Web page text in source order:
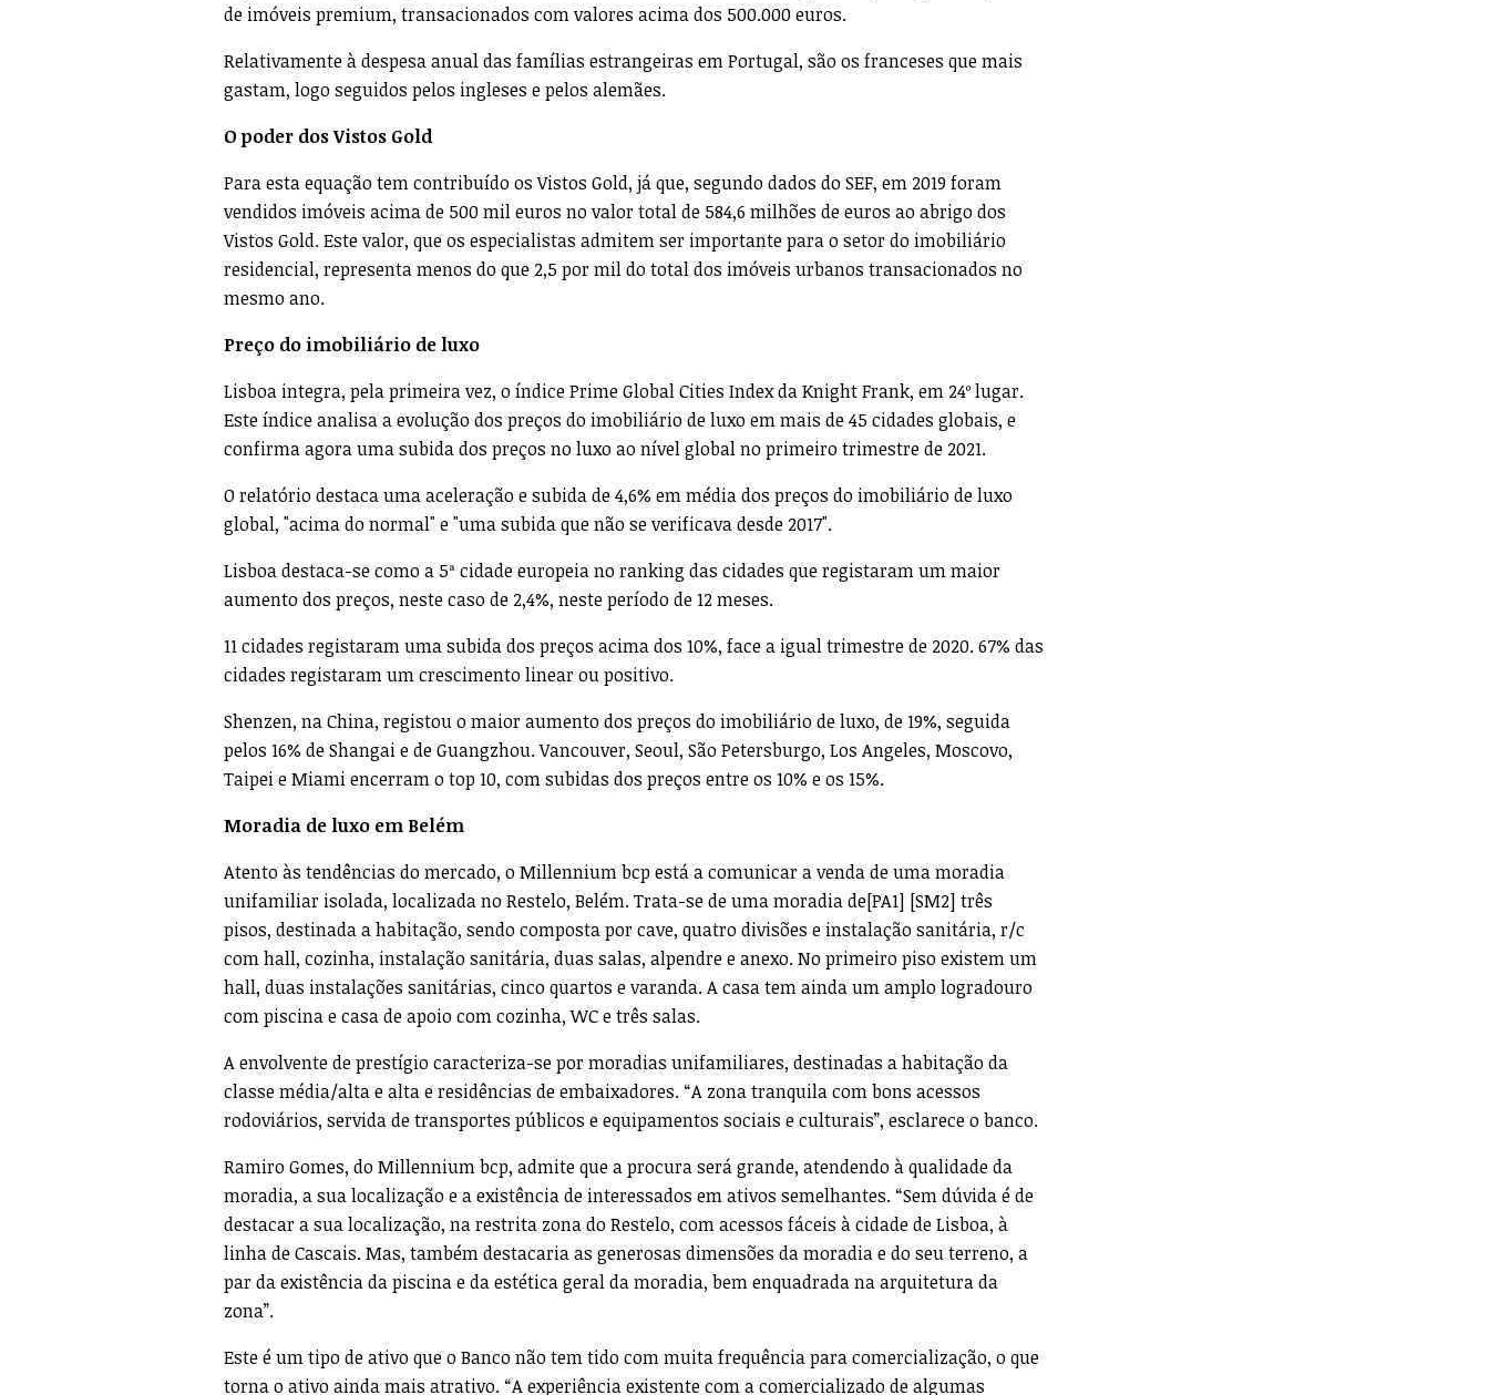
de imóveis premium, transacionados com valores acima dos 500.000 euros.
Relativamente à despesa anual das famílias estrangeiras em Portugal, são os franceses que mais
gastam, logo seguidos pelos ingleses e pelos alemães.
O poder dos Vistos Gold
Para esta equação tem contribuído os Vistos Gold, já que, segundo dados do SEF, em 2019 foram
vendidos imóveis acima de 500 mil euros no valor total de 584,6 milhões de euros ao abrigo dos
Vistos Gold. Este valor, que os especialistas admitem ser importante para o setor do imobiliário
residencial, representa menos do que 2,5 por mil do total dos imóveis urbanos transacionados no
mesmo ano.
Preço do imobiliário de luxo
Lisboa integra, pela primeira vez, o índice Prime Global Cities Index da Knight Frank, em 24º lugar.
Este índice analisa a evolução dos preços do imobiliário de luxo em mais de 45 cidades globais, e
confirma agora uma subida dos preços no luxo ao nível global no primeiro trimestre de 2021.
O relatório destaca uma aceleração e subida de 4,6% em média dos preços do imobiliário de luxo
global, "acima do normal" e "uma subida que não se verificava desde 2017".
Lisboa destaca-se como a 5ª cidade europeia no ranking das cidades que registaram um maior
aumento dos preços, neste caso de 2,4%, neste período de 12 meses.
11 cidades registaram uma subida dos preços acima dos 10%, face a igual trimestre de 2020. 67% das
cidades registaram um crescimento linear ou positivo.
Shenzen, na China, registou o maior aumento dos preços do imobiliário de luxo, de 19%, seguida
pelos 16% de Shangai e de Guangzhou. Vancouver, Seoul, São Petersburgo, Los Angeles, Moscovo,
Taipei e Miami encerram o top 10, com subidas dos preços entre os 10% e os 15%.
Moradia de luxo em Belém
Atento às tendências do mercado, o Millennium bcp está a comunicar a venda de uma moradia
unifamiliar isolada, localizada no Restelo, Belém. Trata-se de uma moradia de[PA1] [SM2] três
pisos, destinada a habitação, sendo composta por cave, quatro divisões e instalação sanitária, r/c
com hall, cozinha, instalação sanitária, duas salas, alpendre e anexo. No primeiro piso existem um
hall, duas instalações sanitárias, cinco quartos e varanda. A casa tem ainda um amplo logradouro
com piscina e casa de apoio com cozinha, WC e três salas.
A envolvente de prestígio caracteriza-se por moradias unifamiliares, destinadas a habitação da
classe média/alta e alta e residências de embaixadores. “A zona tranquila com bons acessos
rodoviários, servida de transportes públicos e equipamentos sociais e culturais”, esclarece o banco.
Ramiro Gomes, do Millennium bcp, admite que a procura será grande, atendendo à qualidade da
moradia, a sua localização e a existência de interessados em ativos semelhantes. “Sem dúvida é de
destacar a sua localização, na restrita zona do Restelo, com acessos fáceis à cidade de Lisboa, à
linha de Cascais. Mas, também destacaria as generosas dimensões da moradia e do seu terreno, a
par da existência da piscina e da estética geral da moradia, bem enquadrada na arquitetura da
zona”.
Este é um tipo de ativo que o Banco não tem tido com muita frequência para comercialização, o que
torna o ativo ainda mais atrativo. “A experiência existente com a comercializado de algumas